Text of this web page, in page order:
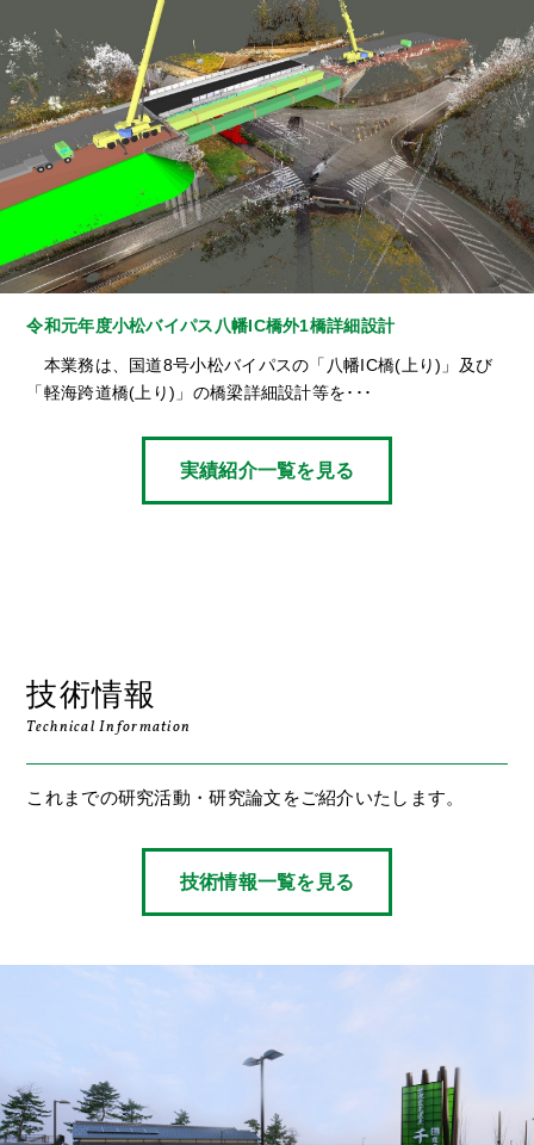
令和元年度小松バイパス八幡IC橋外1橋詳細設計
本業務は、国道8号小松バイパスの「八幡IC橋(上り)」及び
「軽海跨道橋(上り)」の橋梁詳細設計等を･･･
実績紹介一覧を見る
技術情報
Technical Information
これまでの研究活動・研究論文をご紹介いたします。
技術情報一覧を見る